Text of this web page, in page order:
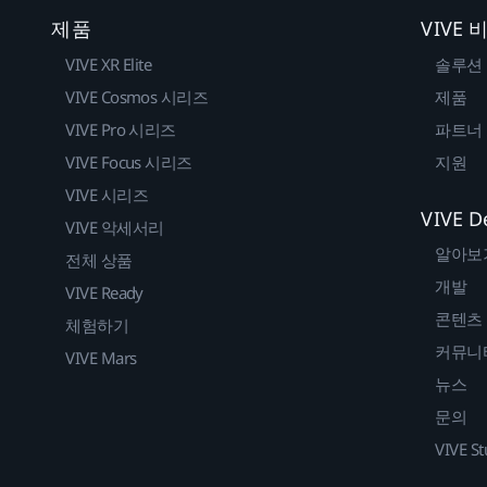
제품
VIVE XR Elite
VIVE Cosmos 시리즈
VIVE Pro 시리즈
VIVE Focus 시리즈
VIVE 시리즈
VIVE 악세서리
전체 상품
VIVE Ready
체험하기
VIVE Mars
VIVE
솔루션
제품
파트너
지원
VIVE
알아보
개발
콘텐츠
커뮤니
뉴스
문의
VIVE